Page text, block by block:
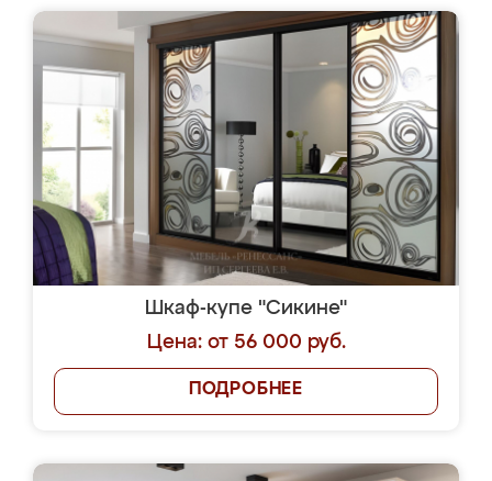
Шкаф-купе "Сикине"
Цена: от 56 000 руб.
ПОДРОБНЕЕ